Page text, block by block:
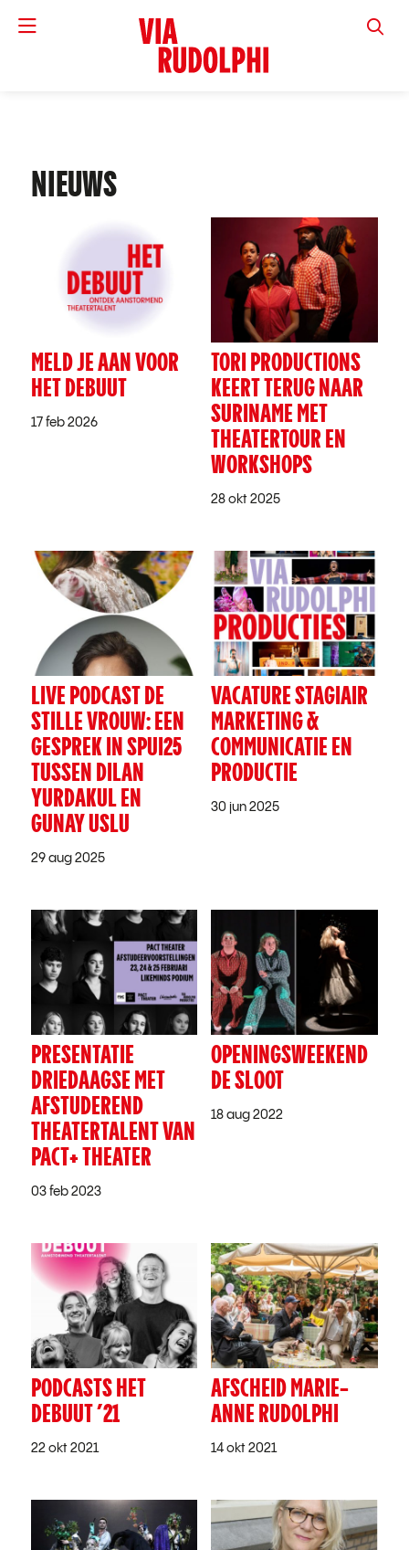
VIA
NIEUWS
MELD JE AAN VOOR
HET DEBUUT
17 feb 2026
TORI PRODUCTIONS
KEERT TERUG NAAR
SURINAME MET
THEATERTOUR EN
WORKSHOPS
28 okt 2025
LIVE PODCAST DE
STILLE VROUW: EEN
GESPREK IN SPUI25
TUSSEN DILAN
YURDAKUL EN
GUNAY USLU
29 aug 2025
VACATURE STAGIAIR
MARKETING &
COMMUNICATIE EN
PRODUCTIE
30 jun 2025
PRESENTATIE
DRIEDAAGSE MET
AFSTUDEREND
THEATERTALENT VAN
PACT+ THEATER
03 feb 2023
OPENINGSWEEKEND
DE SLOOT
18 aug 2022
PODCASTS HET
DEBUUT ’21
22 okt 2021
AFSCHEID MARIE-
ANNE RUDOLPHI
14 okt 2021